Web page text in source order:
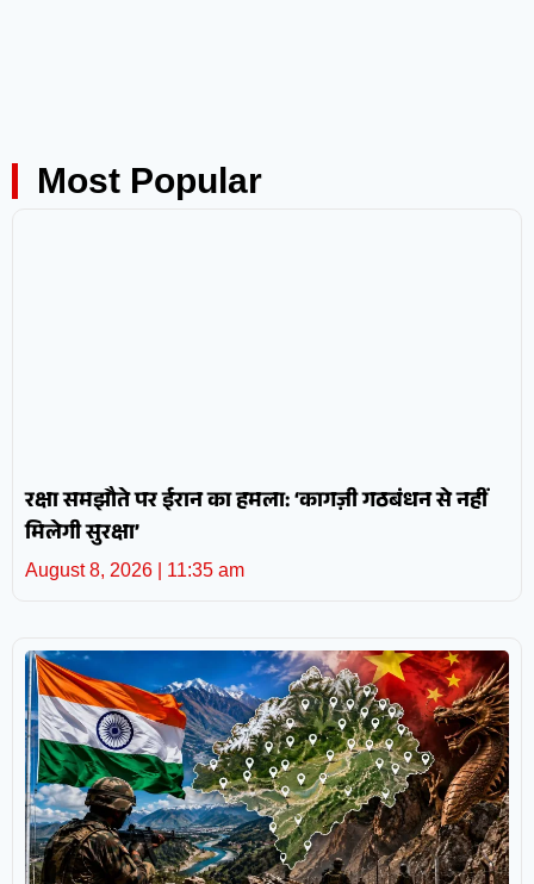
Most Popular
रक्षा समझौते पर ईरान का हमला: ‘कागज़ी गठबंधन से नहीं
मिलेगी सुरक्षा’
August 8, 2026 11:35 am